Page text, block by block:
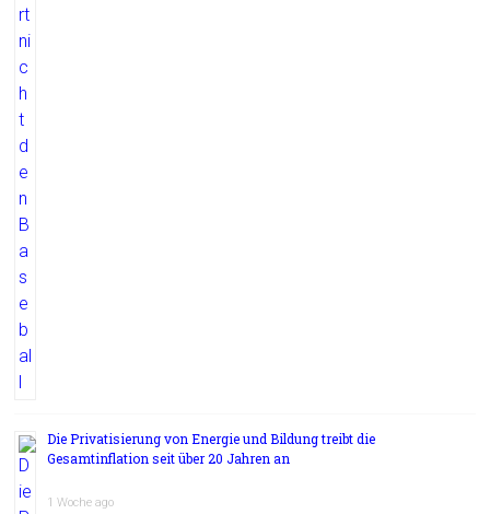
Die Privatisierung von Energie und Bildung treibt die
Gesamtinflation seit über 20 Jahren an
1 Woche ago